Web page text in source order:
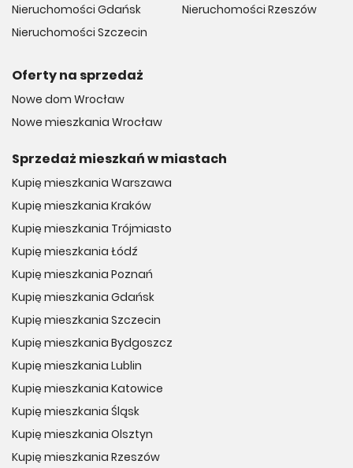
Nieruchomości Gdańsk
Nieruchomości Szczecin
Nieruchomości Rzeszów
Oferty na sprzedaż
Nowe dom Wrocław
Nowe mieszkania Wrocław
Sprzedaż mieszkań w miastach
Kupię mieszkania Warszawa
Kupię mieszkania Kraków
Kupię mieszkania Trójmiasto
Kupię mieszkania Łódź
Kupię mieszkania Poznań
Kupię mieszkania Gdańsk
Kupię mieszkania Szczecin
Kupię mieszkania Bydgoszcz
Kupię mieszkania Lublin
Kupię mieszkania Katowice
Kupię mieszkania Śląsk
Kupię mieszkania Olsztyn
Kupię mieszkania Rzeszów